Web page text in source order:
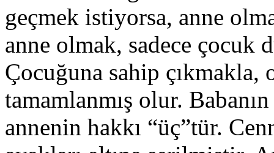
geçmek istiyorsa, anne
anne olmak, sadece çocuk
Çocuğuna sahip
tamamlanmış olur.
annenin hakkı “üç”tür.